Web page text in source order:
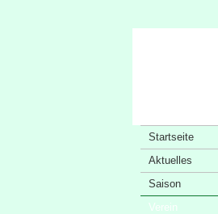
Startseite
Aktuelles
Saison
Verein